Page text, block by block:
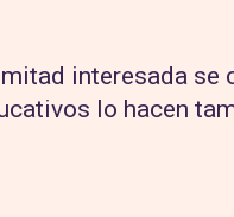
interesada se
lo hacen